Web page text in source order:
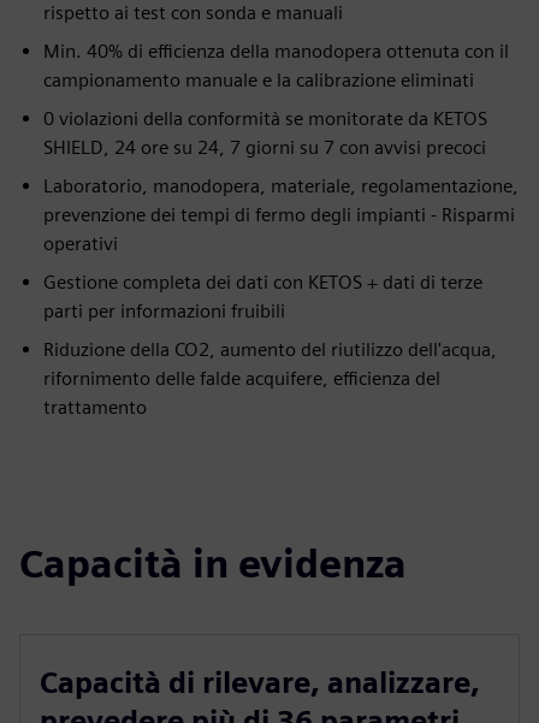
rispetto ai test con sonda e manuali
Min. 40% di efficienza della manodopera ottenuta con il
campionamento manuale e la calibrazione eliminati
0 violazioni della conformità se monitorate da KETOS
SHIELD, 24 ore su 24, 7 giorni su 7 con avvisi precoci
Laboratorio, manodopera, materiale, regolamentazione,
prevenzione dei tempi di fermo degli impianti - Risparmi
operativi
Gestione completa dei dati con KETOS + dati di terze
parti per informazioni fruibili
Riduzione della CO2, aumento del riutilizzo dell'acqua,
rifornimento delle falde acquifere, efficienza del
trattamento
Capacità in evidenza
Capacità di rilevare, analizzare,